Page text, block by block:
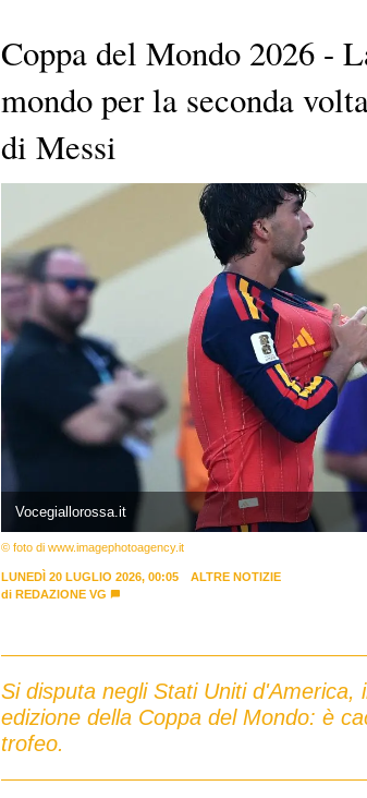
Coppa del Mondo 2026 -
mondo per la seconda
di Messi
Vocegiallorossa.it
© foto di www.imagephotoagency.it
LUNEDÌ 20 LUGLIO 2026, 00:05
ALTRE NOTIZIE
di REDAZIONE VG
Si disputa negli Stati Uniti d'America,
edizione della Coppa del Mondo: è
trofeo.